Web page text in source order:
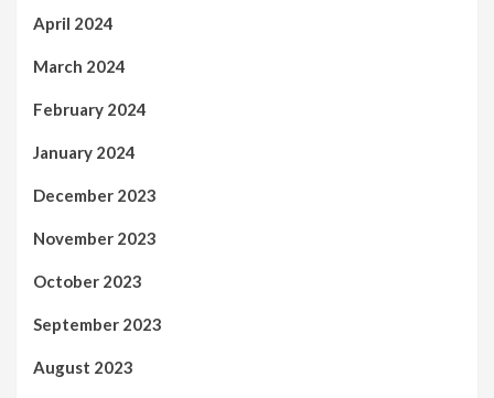
April 2024
March 2024
February 2024
January 2024
December 2023
November 2023
October 2023
September 2023
August 2023